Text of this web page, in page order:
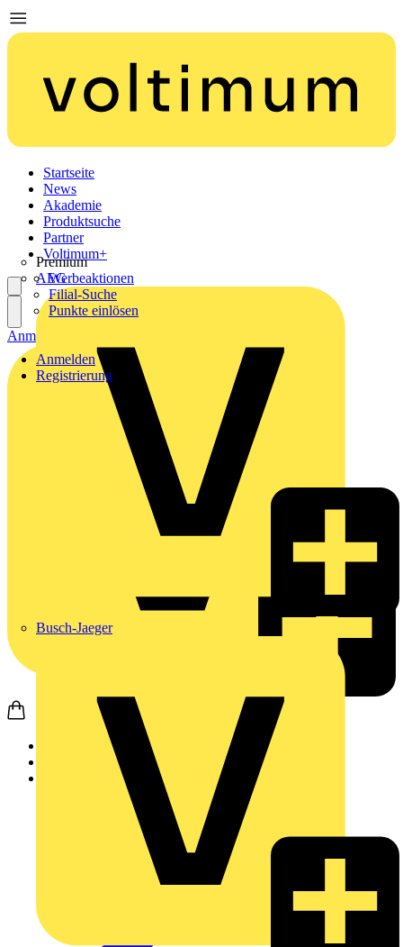
Startseite
News
Akademie
Produktsuche
Partner
Premium
AEG
Busch-Jaeger
Voltimum+
Werbeaktionen
Filial-Suche
Punkte einlösen
Anmelden
Registrierung
Anmelden